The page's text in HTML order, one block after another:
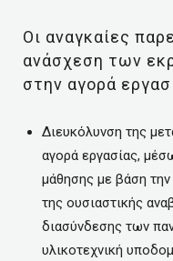
Οι αναγκαίες
ανάσχεση των
στην αγορά
Διευκόλυνση της
αγορά εργασίας,
μάθησης με βάση
της ουσιαστικής
διασύνδεσης των
υλικοτεχνική